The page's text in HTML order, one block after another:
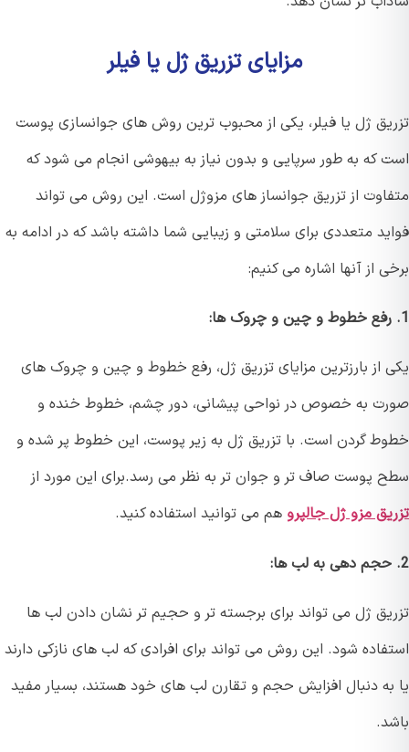
مزایای تزریق ژل یا فیلر
ژل یا فیلر، یکی از محبوب ترین روش های جوانسازی پوست
که به طور سرپایی و بدون نیاز به بیهوشی انجام می شود که
از تزریق جوانساز های مزوژل است. این روش می تواند
متعددی برای سلامتی و زیبایی شما داشته باشد که در ادامه به
از آنها اشاره می کنیم:
از بارزترین مزایای تزریق ژل، رفع خطوط و چین و چروک های
به خصوص در نواحی پیشانی، دور چشم، خطوط خنده و
گردن است. با تزریق ژل به زیر پوست، این خطوط پر شده و
پوست صاف تر و جوان تر به نظر می رسد.برای این مورد از
مزو ژل جالپرو هم می توانید استفاده کنید.
ژل می تواند برای برجسته تر و حجیم تر نشان دادن لب ها
شود. این روش می تواند برای افرادی که لب های نازکی دارند
دنبال افزایش حجم و تقارن لب های خود هستند، بسیار مفید